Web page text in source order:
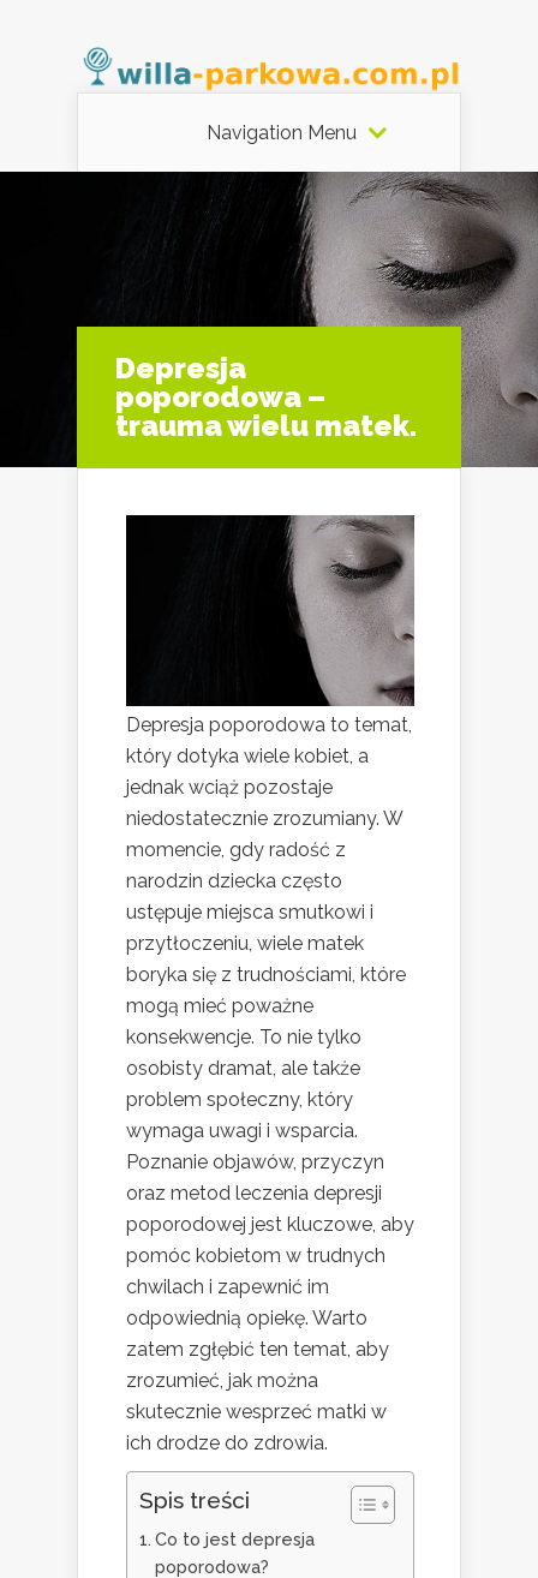
Navigation Menu
Depresja
poporodowa –
trauma wielu matek.
Depresja poporodowa to temat,
który dotyka wiele kobiet, a
jednak wciąż pozostaje
niedostatecznie zrozumiany. W
momencie, gdy radość z
narodzin dziecka często
ustępuje miejsca smutkowi i
przytłoczeniu, wiele matek
boryka się z trudnościami, które
mogą mieć poważne
konsekwencje. To nie tylko
osobisty dramat, ale także
problem społeczny, który
wymaga uwagi i wsparcia.
Poznanie objawów, przyczyn
oraz metod leczenia depresji
poporodowej jest kluczowe, aby
pomóc kobietom w trudnych
chwilach i zapewnić im
odpowiednią opiekę. Warto
zatem zgłębić ten temat, aby
zrozumieć, jak można
skutecznie wesprzeć matki w
ich drodze do zdrowia.
Spis treści
Co to jest depresja
poporodowa?